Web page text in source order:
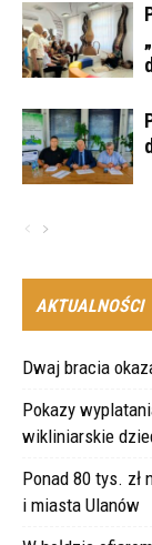
AKTUALNOŚCI
Dwaj bracia
Pokazy
wikliniarskie
Ponad 80 tys. zł
i miasta Ulanów